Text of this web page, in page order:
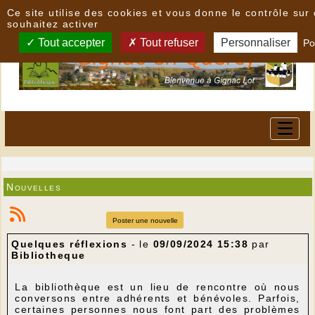
Nouvelles
Poster une nouvelle
Quelques réflexions - le 09/09/2024 15:38 par
Bibliotheque
La bibliothèque est un lieu de rencontre où nous
conversons entre adhérents et bénévoles. Parfois,
certaines personnes nous font part des problèmes
Ce site utilise des cookies et vous donne le contrôle sur
souhaitez activer
Tout accepter Tout refuser Personnaliser